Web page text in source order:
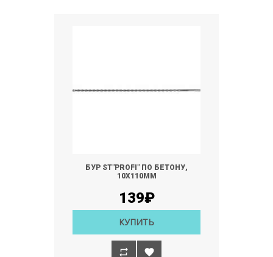
БУР ST"PROFI" ПО БЕТОНУ,
10Х110ММ
139₽
КУПИТЬ